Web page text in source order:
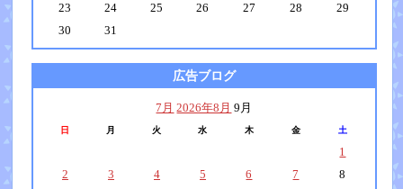
23
24 25 26 27 28
29
30
31
広告ブログ
7月 2026年8月 9月
日 月 火 水 木 金 土
1
2
3 4 5 6 7
8